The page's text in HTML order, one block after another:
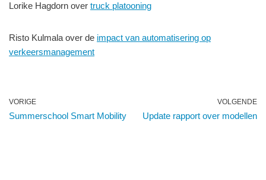
Lorike Hagdorn over truck platooning
Risto Kulmala over de impact van automatisering op
verkeersmanagement
VORIGE
Summerschool Smart Mobility
VOLGENDE
Update rapport over modellen